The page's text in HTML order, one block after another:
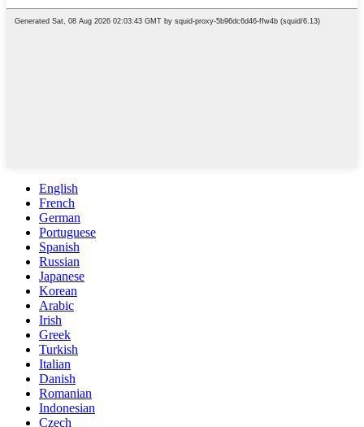
English
French
German
Portuguese
Spanish
Russian
Japanese
Korean
Arabic
Irish
Greek
Turkish
Italian
Danish
Romanian
Indonesian
Czech